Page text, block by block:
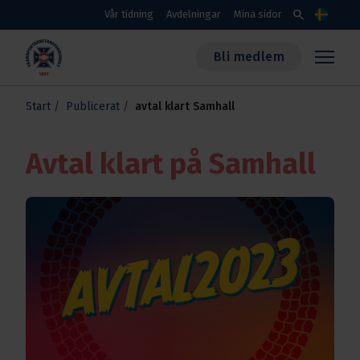
Skippa till huvudinnehållet
Vår tidning Avdelningar Mina sidor search Språk
Transportarbetareförbundet
Bli medlem
Start Publicerat avtal klart Samhall
Avtal klart på Samhall